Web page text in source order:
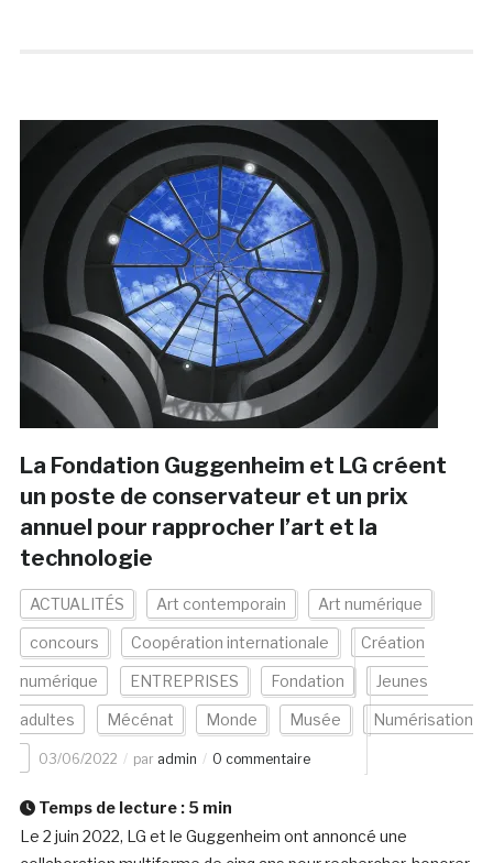
La Fondation Guggenheim et LG créent
un poste de conservateur et un prix
annuel pour rapprocher l’art et la
technologie
ACTUALITÉS Art contemporain Art numérique
concours Coopération internationale Création
numérique ENTREPRISES Fondation Jeunes
adultes Mécénat Monde Musée Numérisation
03/06/2022 par admin 0 commentaire
Temps de lecture : 5 min
Le 2 juin 2022, LG et le Guggenheim ont annoncé une